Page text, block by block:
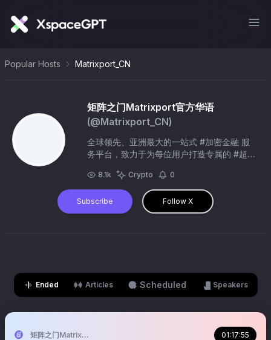
Popular Hosts Matrixport_CN
矩阵之门Matrixport官方华语
(@Matrixport_CN)
全球领先、亚洲最大的一站式 #加密金融 服
务平台，致力于为每位用户打造专属的 #超级
群：https://t.co/pkkUp5XhjD
8.1k Crypto 0
Subscribe Follow X
Ended Articles Scheduled Speakers
矩阵之门Matrixport官方华语 01:17:55